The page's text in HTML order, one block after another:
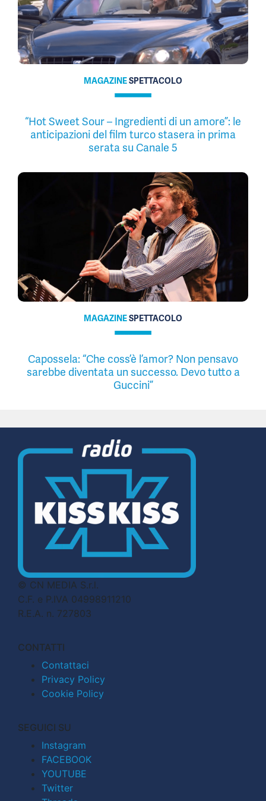
MAGAZINESPETTACOLO
“Hot Sweet Sour – Ingredienti di un amore”: le
anticipazioni del film turco stasera in prima
serata su Canale 5
MAGAZINESPETTACOLO
Capossela: “Che coss’è l’amor? Non pensavo
sarebbe diventata un successo. Devo tutto a
Guccini”
© CN MEDIA S.r.l.
C.F. e P.IVA 04998911210
R.E.A. n. 727803
CONTATTI
Contattaci
Privacy Policy
Cookie Policy
SEGUICI SU
Instagram
FACEBOOK
YOUTUBE
Twitter